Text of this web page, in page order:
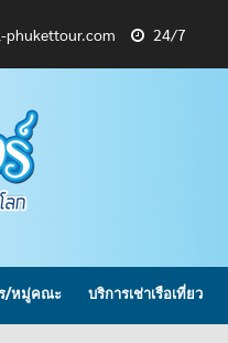
phukettour.com
24/7
ร/หมู่คณะ บริการเช่าเรือเที่ยว